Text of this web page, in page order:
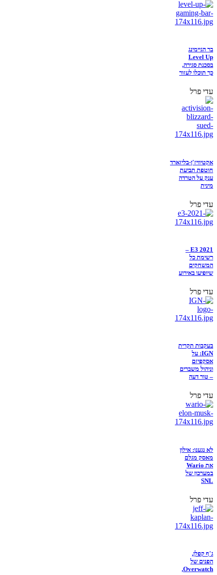
בר הגיימינג
Level Up
בסכנת סגירה,
כך תוכלו לעזור
עדי פרל
אקטיוויז'ן-בליזארד
חוטפת תביעת
ענק על הטרדה
מינית
עדי פרל
E3 2021 –
רשימת כל
המשחקים
שיופיעו באירוע
עדי פרל
בעקבות תקרית
IGN: על
אסקפיזם
וניהול משברים
– טור דעה
עדי פרל
לא נגענו: אילון
מאסק מגלם
את Wario
במערכון של
SNL
עדי פרל
ג'ף קפלן,
הפנים של
Overwatch,